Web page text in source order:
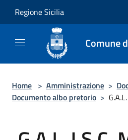
Regione Sicilia
Comune
Home > Amministrazione >
Documento albo pretorio >